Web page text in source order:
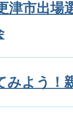
津市出場
みよう！